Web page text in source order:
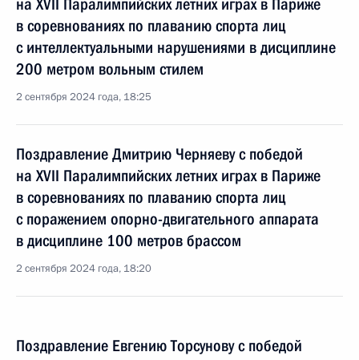
на XVII Паралимпийских летних играх в Париже
в соревнованиях по плаванию спорта лиц
с интеллектуальными нарушениями в дисциплине
200 метром вольным стилем
2 сентября 2024 года, 18:25
Поздравление Дмитрию Черняеву с победой
на XVII Паралимпийских летних играх в Париже
в соревнованиях по плаванию спорта лиц
с поражением опорно-двигательного аппарата
в дисциплине 100 метров брассом
2 сентября 2024 года, 18:20
Поздравление Евгению Торсунову с победой